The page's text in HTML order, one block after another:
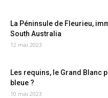
La Péninsule de Fleurieu,
South Australia
12 mai 2023
Les requins, le Grand Blanc
bleue ?
10 mai 2023